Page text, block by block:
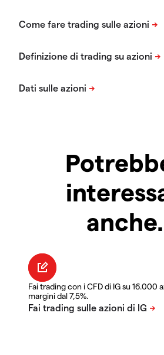
Fai trading con i CFD di IG su 16.000
margini dal 7,5%.